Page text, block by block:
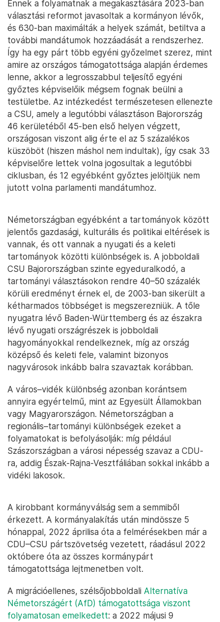
Ennek a folyamatnak a megakasztására 2023-ban
választási reformot javasoltak a kormányon lévők,
és 630-ban maximálták a helyek számát, betiltva a
további mandátumok hozzáadását a rendszerhez.
Így ha egy párt több egyéni győzelmet szerez, mint
amire az országos támogatottsága alapján érdemes
lenne, akkor a legrosszabbul teljesítő egyéni
győztes képviselőik mégsem fognak beülni a
testületbe. Az intézkedést természetesen ellenezte
a CSU, amely a legutóbbi választáson Bajorország
46 kerületéből 45-ben első helyen végzett,
országosan viszont alig érte el az 5 százalékos
küszöböt (hiszen máshol nem indultak), így csak 33
képviselőre lettek volna jogosultak a legutóbbi
ciklusban, és 12 egyébként győztes jelöltjük nem
jutott volna parlamenti mandátumhoz.
Németországban egyébként a tartományok között
jelentős gazdasági, kulturális és politikai eltérések is
vannak, és ott vannak a nyugati és a keleti
tartományok közötti különbségek is. A jobboldali
CSU Bajorországban szinte egyeduralkodó, a
tartományi választásokon rendre 40–50 százalék
körüli eredményt érnek el, de 2003-ban sikerült a
kétharmados többséget is megszerezniük. A tőle
nyugatra lévő Baden-Württemberg és az északra
lévő nyugati országrészek is jobboldali
hagyományokkal rendelkeznek, míg az ország
középső és keleti fele, valamint bizonyos
nagyvárosok inkább balra szavaztak korábban.
A város–vidék különbség azonban korántsem
annyira egyértelmű, mint az Egyesült Államokban
vagy Magyarországon. Németországban a
regionális–tartományi különbségek ezeket a
folyamatokat is befolyásolják: míg például
Szászországban a városi népesség szavaz a CDU-
ra, addig Észak-Rajna-Vesztfáliában sokkal inkább a
vidéki lakosok.
A kirobbant kormányválság sem a semmiből
érkezett. A kormányalakítás után mindössze 5
hónappal, 2022 áprilisa óta a felmérésekben már a
CDU–CSU pártszövetség vezetett, ráadásul 2022
októbere óta az összes kormánypárt
támogatottsága lejtmenetben volt.
A migrációellenes, szélsőjobboldali Alternatíva
Németországért (AfD) támogatottsága viszont
folyamatosan emelkedett: a 2022 májusi 9